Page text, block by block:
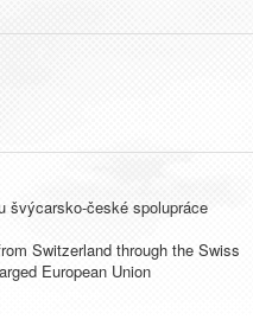
švýcarsko-české spolupráce
Switzerland through the Swiss
European Union